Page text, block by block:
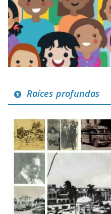
Raíces profundas